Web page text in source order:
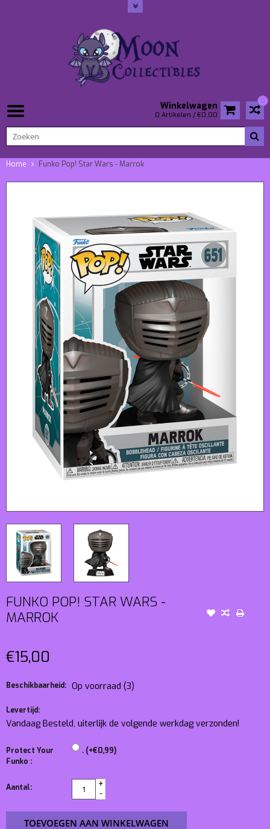
0
Winkelwagen
0 Artikelen / €0,00
Home Funko Pop! Star Wars - Marrok
FUNKO POP! STAR WARS -
MARROK
€15,00
Beschikbaarheid: Op voorraad (3)
Levertijd:
Vandaag Besteld, uiterlijk de volgende werkdag verzonden!
Protect Your
Funko :
. (+€0,99)
Aantal:
+
-
TOEVOEGEN AAN WINKELWAGEN